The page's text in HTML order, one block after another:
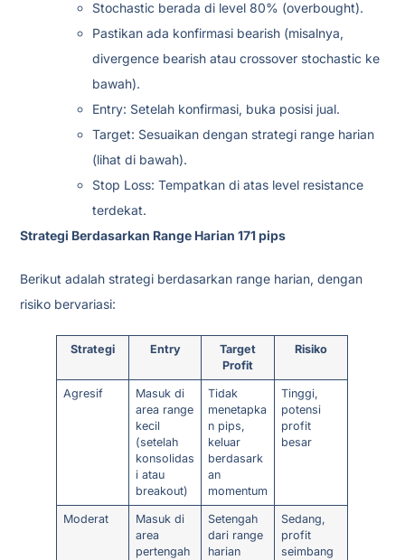
Stochastic berada di level 80% (overbought).
Pastikan ada konfirmasi bearish (misalnya,
divergence bearish atau crossover stochastic ke
bawah).
Entry: Setelah konfirmasi, buka posisi jual.
Target: Sesuaikan dengan strategi range harian
(lihat di bawah).
Stop Loss: Tempatkan di atas level resistance
terdekat.
Strategi Berdasarkan Range Harian 171 pips
Berikut adalah strategi berdasarkan range harian, dengan
risiko bervariasi:
Strategi Entry
Target
Profit
Risiko
Agresif
Masuk di
area range
kecil
(setelah
konsolidas
i atau
breakout)
Tidak
menetapka
n pips,
keluar
berdasark
an
momentum
Tinggi,
potensi
profit
besar
Moderat
Masuk di
area
pertengah
Setengah
dari range
harian
Sedang,
profit
seimbang